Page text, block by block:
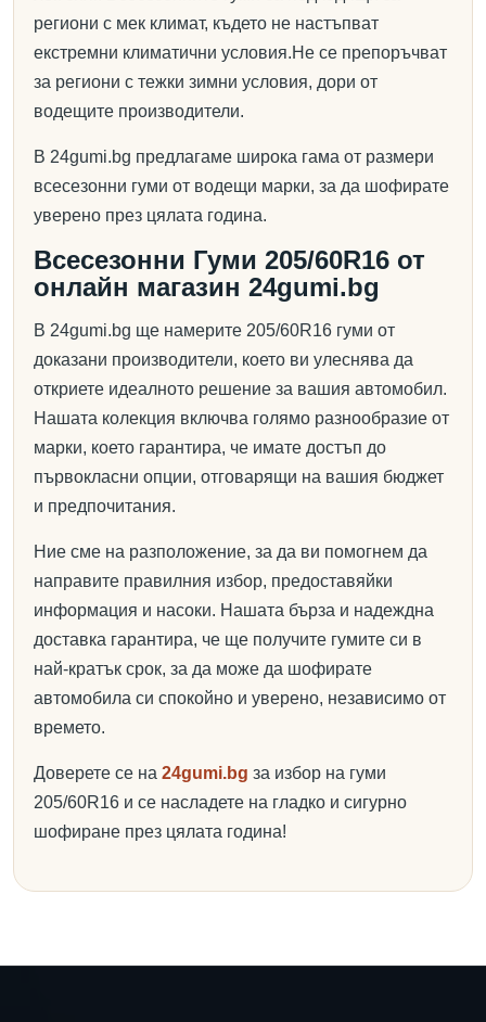
региони с мек климат, където не настъпват
екстремни климатични условия.Не се препоръчват
за региони с тежки зимни условия, дори от
водещите производители.
В 24gumi.bg предлагаме широка гама от размери
всесезонни гуми от водещи марки, за да шофирате
уверено през цялата година.
Всесезонни Гуми 205/60R16 от
онлайн магазин 24gumi.bg
В 24gumi.bg ще намерите 205/60R16 гуми от
доказани производители, което ви улеснява да
откриете идеалното решение за вашия автомобил.
Нашата колекция включва голямо разнообразие от
марки, което гарантира, че имате достъп до
първокласни опции, отговарящи на вашия бюджет
и предпочитания.
Ние сме на разположение, за да ви помогнем да
направите правилния избор, предоставяйки
информация и насоки. Нашата бърза и надеждна
доставка гарантира, че ще получите гумите си в
най-кратък срок, за да може да шофирате
автомобила си спокойно и уверено, независимо от
времето.
Доверете се на 24gumi.bg за избор на гуми
205/60R16 и се насладете на гладко и сигурно
шофиране през цялата година!